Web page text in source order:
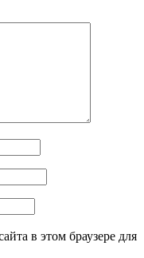
в этом браузере для